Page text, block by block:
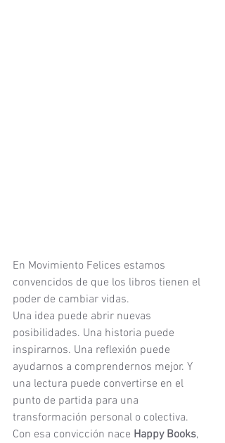
En Movimiento Felices estamos
convencidos de que los libros tienen el
poder de cambiar vidas.
Una idea puede abrir nuevas
posibilidades. Una historia puede
inspirarnos. Una reflexión puede
ayudarnos a comprendernos mejor. Y
una lectura puede convertirse en el
punto de partida para una
transformación personal o colectiva.
Con esa convicción nace Happy Books,